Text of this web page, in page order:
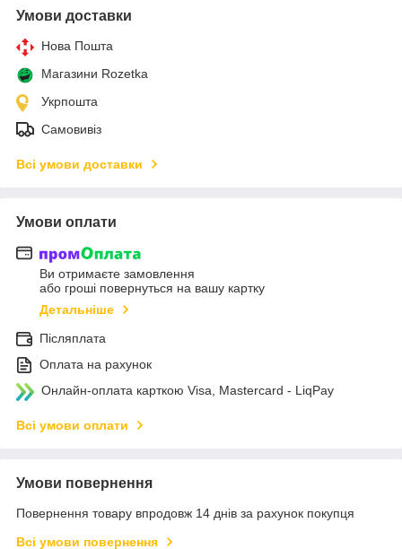
Умови доставки
Нова Пошта
Магазини Rozetka
Укрпошта
Самовивіз
Всі умови доставки
Умови оплати
Ви отримаєте замовлення
або гроші повернуться на вашу картку
Детальніше
Післяплата
Оплата на рахунок
Онлайн-оплата карткою Visa, Mastercard - LiqPay
Всі умови оплати
Умови повернення
Повернення товару впродовж 14 днів за рахунок покупця
Всі умови повернення